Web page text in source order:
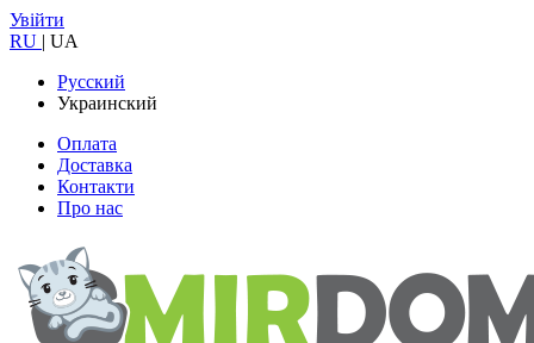
Увійти
RU | UA
Русский
Украинский
Оплата
Доставка
Контакти
Про нас